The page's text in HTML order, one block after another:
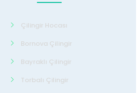
Çilingir Hocası
Bornova Çilingir
Bayraklı Çilingir
Torbalı Çilingir